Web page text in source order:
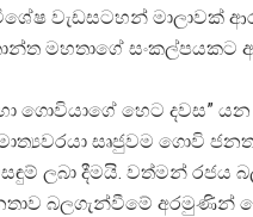
වැඩසටහන් මාලාවක්
මහතාගේ
ගොවියාගේ හෙට දවස”
යවරයා සෘජුවම ගොවි
ලබා දීමයි. වත්මන් රජය
බලගැන්වීමේ අරමුණින්